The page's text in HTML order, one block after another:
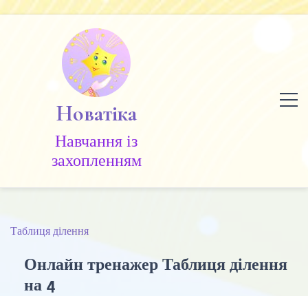
Skip
Новатіка
Навчання із
захопленням
Таблиця ділення
Онлайн тренажер Таблиця ділення
на 4